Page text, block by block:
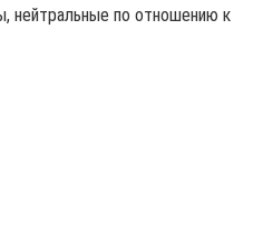
нейтральные по отношению к